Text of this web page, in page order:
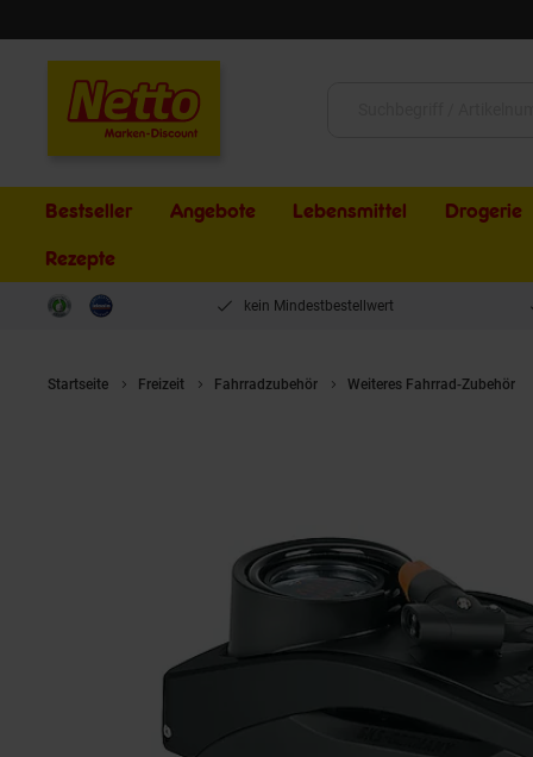
Bestseller Angebote Lebensmittel Drogerie
Rezepte
kein Mindestbestellwert
Startseite Freizeit Fahrradzubehör Weiteres Fahrrad-Zubehör